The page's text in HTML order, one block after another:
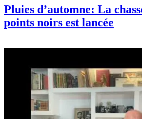
Pluies d’automne: La
points noirs est lancée